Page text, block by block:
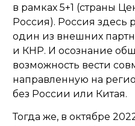
в рамках 5+1 (страны
Россия). Россия здесь
один из внешних
и КНР. И осознание
возможность вести
направленную на
без России или Китая.
Тогда же, в октябре